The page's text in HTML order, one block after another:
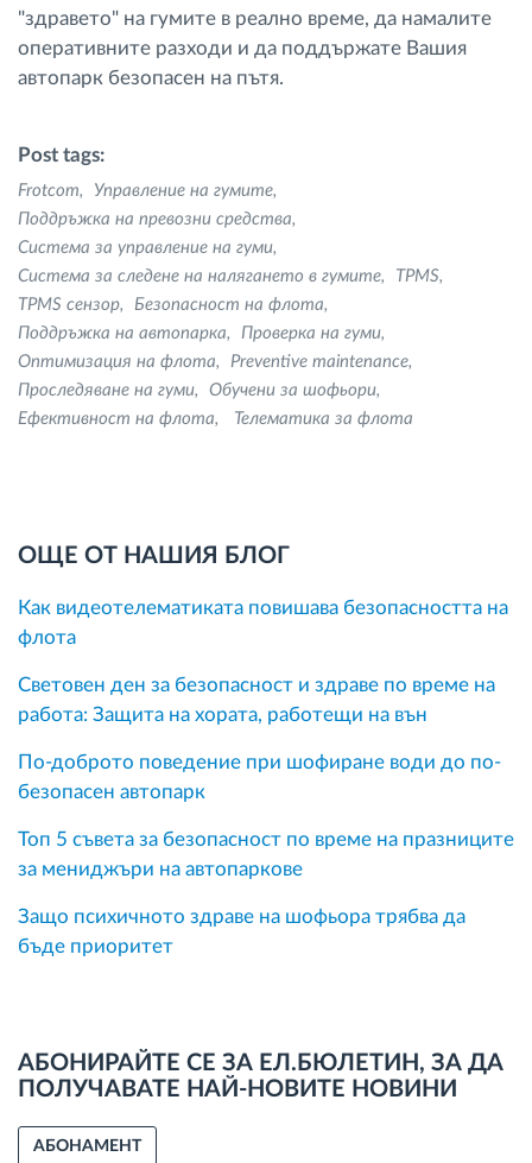
"здравето" на гумите в реално време, да намалите
оперативните разходи и да поддържате Вашия
автопарк безопасен на пътя.
Post tags:
Frotcom
Управление на гумите
Поддръжка на превозни средства
Система за управление на гуми
Система за следене на налягането в гумите
TPMS
TPMS сензор
Безопасност на флота
Поддръжка на автопарка
Проверка на гуми
Оптимизация на флота
Preventive maintenance
Проследяване на гуми
Обучени за шофьори
Ефективност на флота
Телематика за флота
ОЩЕ ОТ НАШИЯ БЛОГ
Как видеотелематиката повишава безопасността на
флота
Световен ден за безопасност и здраве по време на
работа: Защита на хората, работещи на вън
По-доброто поведение при шофиране води до по-
безопасен автопарк
Топ 5 съвета за безопасност по време на празниците
за мениджъри на автопаркове
Защо психичното здраве на шофьора трябва да
бъде приоритет
АБОНИРАЙТЕ СЕ ЗА ЕЛ.БЮЛЕТИН, ЗА ДА
ПОЛУЧАВАТЕ НАЙ-НОВИТЕ НОВИНИ
АБОНАМЕНТ